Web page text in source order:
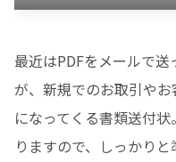
最近はPDFをメールで
が、新規でのお取引や
になってくる書類送付
りますので、しっかり